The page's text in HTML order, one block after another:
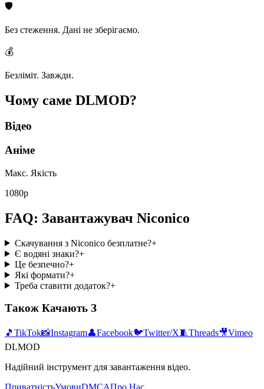
🛡️
Без стеження. Дані не зберігаємо.
💰
Безліміт. Завжди.
Чому саме DLMOD?
Відео
Аніме
Макс. Якість
1080p
FAQ: Завантажувач Niconico
Скачування з Niconico безплатне?+
Є водяні знаки?+
Це безпечно?+
Які формати?+
Треба ставити додаток?+
Також Качають З
🎵 TikTok📸Instagram👤Facebook🐦Twitter/X🧵Threads🎥Vimeo
DLMOD
Надійний інструмент для завантаження відео.